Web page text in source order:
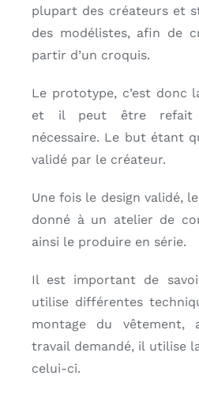
plupart des créateurs et
des modélistes, afin de
partir d’un croquis.
Le prototype, c’est donc
et il peut être refait
nécessaire. Le but étant
validé par le créateur.
Une fois le design validé,
donné à un atelier de
ainsi le produire en série.
Il est important de
utilise différentes
montage du
travail demandé, il utilise
celui-ci.